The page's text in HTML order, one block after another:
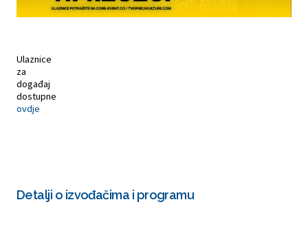
Ulaznice
za
događaj
dostupne
ovdje
Detalji o izvođačima i programu